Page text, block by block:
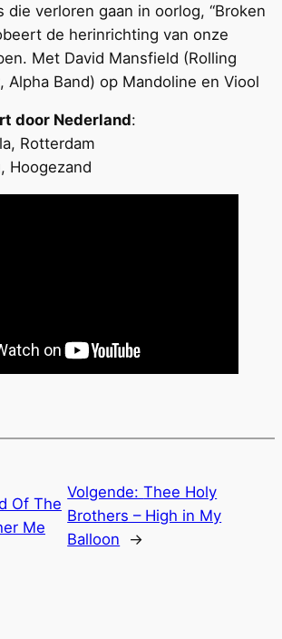
die verloren gaan in oorlog, “Broken
de herinrichting van onze
Met David Mansfield (Rolling
Alpha Band) op Mandoline en Viool
door Nederland:
Rotterdam
Hoogezand
Of The
Me
Volgende:Thee Holy
Brothers – High in My
Balloon
→